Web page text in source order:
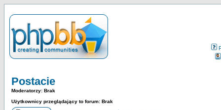
Postacie
Moderatorzy: Brak
Użytkownicy przeglądający to forum: Brak